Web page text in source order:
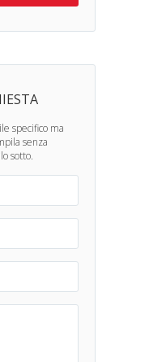
specifico ma
senza
sotto.